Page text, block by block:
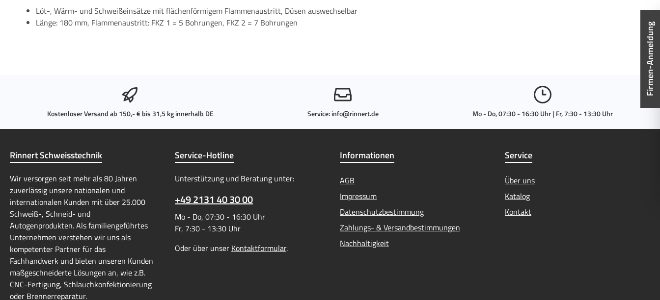
Löt-, Wärm- und Schweißeinsätze mit flächenförmigem Flammenaustritt, Düsen auswechselbar
Länge: 180 mm, Flammenaustritt: FKZ 1 = 5 Bohrungen, FKZ 2 = 7 Bohrungen
Kostenloser Versand ab 150,- € bis 31,5 kg innerhalb DE Service:info@rinnert.de Mo - Do, 07:30 - 16:30 Uhr | Fr, 7:30 - 13:30 Uhr
Rinnert Schweisstechnik
Wir versorgen seit mehr als 80 Jahren
zuverlässig unsere nationalen und
internationalen Kunden mit über 25.000
Schweiß-, Schneid- und
Autogenprodukten. Als familiengeführtes
Unternehmen verstehen wir uns als
kompetenter Partner für das
Fachhandwerk und bieten unseren Kunden
maßgeschneiderte Lösungen an, wie z.B.
CNC-Fertigung, Schlauchkonfektionierung
oder Brennerreparatur.
Service-Hotline
Unterstützung und Beratung unter:
+49 2131 40 30 00
Mo - Do, 07:30 - 16:30 Uhr
Fr, 7:30 - 13:30 Uhr
Oder über unser Kontaktformular.
Informationen
AGB
Impressum
Datenschutzbestimmung
Zahlungs- & Versandbestimmungen
Nachhaltigkeit
Service
Über uns
Katalog
Kontakt
Firmen-Anmeldung